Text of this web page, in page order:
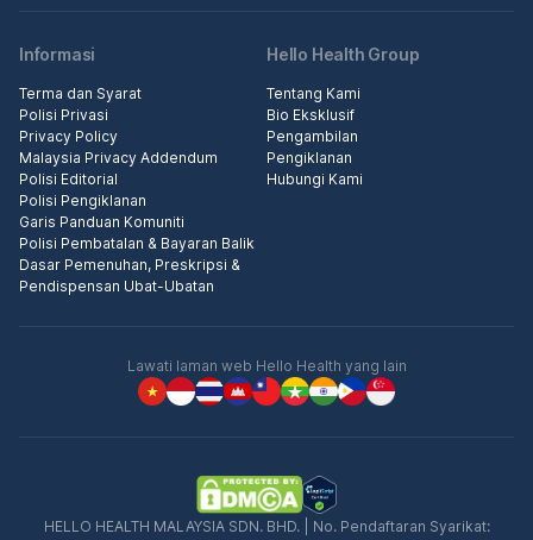
Informasi
Terma dan Syarat
Polisi Privasi
Privacy Policy
Malaysia Privacy Addendum
Polisi Editorial
Polisi Pengiklanan
Garis Panduan Komuniti
Polisi Pembatalan & Bayaran Balik
Dasar Pemenuhan, Preskripsi &
Pendispensan Ubat-Ubatan
Hello Health Group
Tentang Kami
Bio Eksklusif
Pengambilan
Pengiklanan
Hubungi Kami
Lawati laman web Hello Health yang lain
HELLO HEALTH MALAYSIA SDN. BHD. | No. Pendaftaran Syarikat: